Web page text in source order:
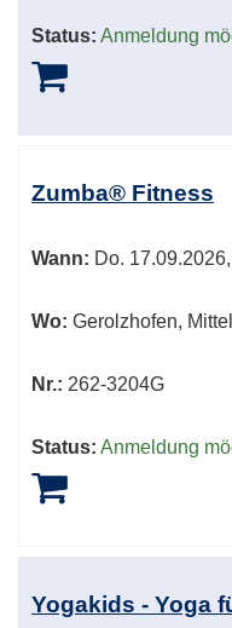
Status: Anmeldung
Zumba® Fitness
Wann: Do.
Wo: Gerolzhofen,
Nr.: 262-3204G
Status: Anmeldung
Yogakids - Yoga